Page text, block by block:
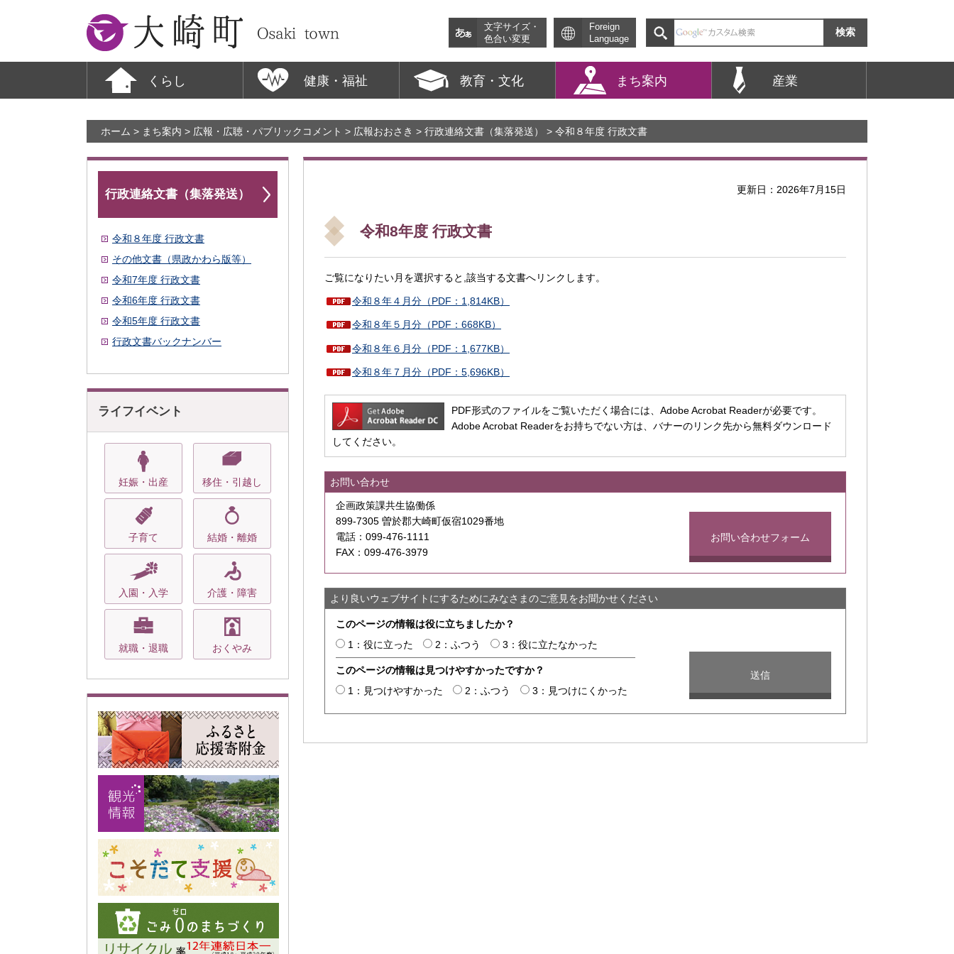
大崎町
文字サイズ・
色合い変更
Foreign
Language
くらし 健康・福祉 教育・文化 まち案内 産業
ホーム > まち案内 > 広報・広聴・パブリックコメント > 広報おおさき > 行政連絡文書（集落発送） > 令和８年度 行政文書
行政連絡文書（集落発送）
令和８年度 行政文書
その他文書（県政かわら版等）
令和7年度 行政文書
令和6年度 行政文書
令和5年度 行政文書
行政文書バックナンバー
ライフイベント
妊娠・出産 移住・引越し
子育て 結婚・離婚
入園・入学 介護・障害
就職・退職 おくやみ
更新日：2026年7月15日
令和8年度 行政文書
ご覧になりたい月を選択すると,該当する文書へリンクします。
令和８年４月分（PDF：1,814KB）
令和８年５月分（PDF：668KB）
令和８年６月分（PDF：1,677KB）
令和８年７月分（PDF：5,696KB）
PDF形式のファイルをご覧いただく場合には、Adobe Acrobat Readerが必要です。
Adobe Acrobat Readerをお持ちでない方は、バナーのリンク先から無料ダウンロード
してください。
お問い合わせ
企画政策課共生協働係
899-7305 曽於郡大崎町仮宿1029番地
電話：099-476-1111
FAX：099-476-3979
お問い合わせフォーム
より良いウェブサイトにするためにみなさまのご意見をお聞かせください
このページの情報は役に立ちましたか？
1：役に立った
2：ふつう 3：役に立たなかった
このページの情報は見つけやすかったですか？
1：見つけやすかった
2：ふつう 3：見つけにくかった